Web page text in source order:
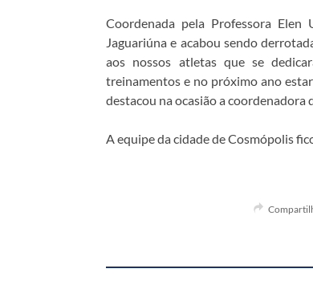
Coordenada pela Professora
Jaguariúna e acabou sendo
aos nossos atletas que se
treinamentos e no próximo ano
destacou na ocasião a coordenadora
A equipe da cidade de Cosmópolis